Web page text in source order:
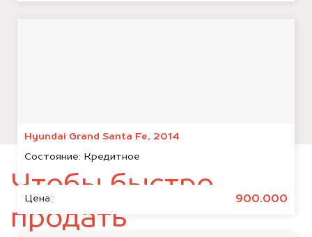
Hyundai Grand Santa Fe, 2014
Состояние: Кредитное
Цена: 900.000
Чтобы быстро
продать